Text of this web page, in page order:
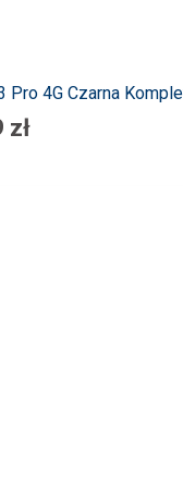
Pro 4G Czarna
zł